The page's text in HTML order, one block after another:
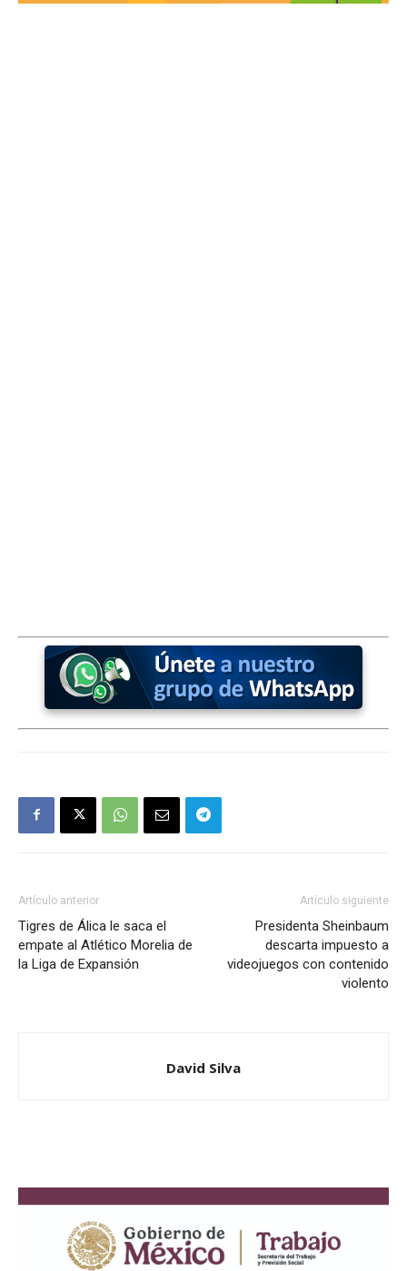
Artículo anterior
Tigres de Álica le saca el
empate al Atlético Morelia de
la Liga de Expansión
Artículo siguiente
Presidenta Sheinbaum
descarta impuesto a
videojuegos con contenido
violento
David Silva